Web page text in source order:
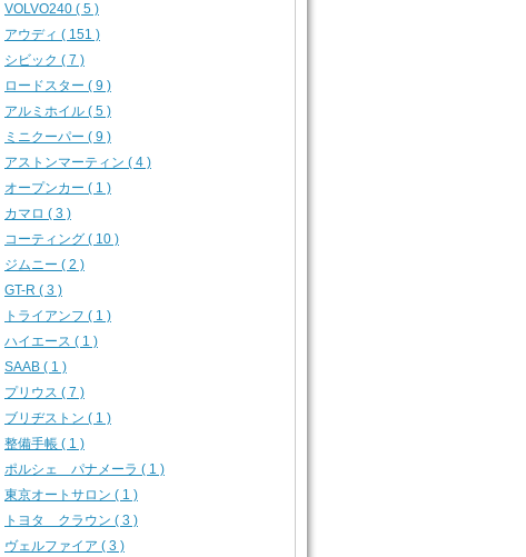
VOLVO240 ( 5 )
アウディ ( 151 )
シビック ( 7 )
ロードスター ( 9 )
アルミホイル ( 5 )
ミニクーパー ( 9 )
アストンマーティン ( 4 )
オープンカー ( 1 )
カマロ ( 3 )
コーティング ( 10 )
ジムニー ( 2 )
GT-R ( 3 )
トライアンフ ( 1 )
ハイエース ( 1 )
SAAB ( 1 )
プリウス ( 7 )
ブリヂストン ( 1 )
整備手帳 ( 1 )
ポルシェ パナメーラ ( 1 )
東京オートサロン ( 1 )
トヨタ クラウン ( 3 )
ヴェルファイア ( 3 )